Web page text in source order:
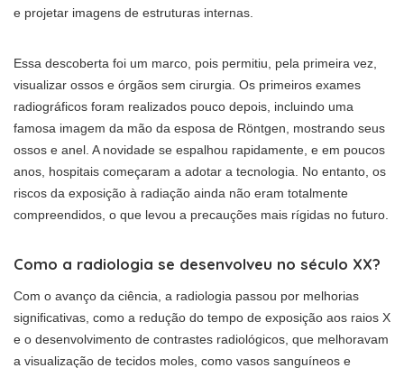
e projetar imagens de estruturas internas.
Essa descoberta foi um marco, pois permitiu, pela primeira vez,
visualizar ossos e órgãos sem cirurgia. Os primeiros exames
radiográficos foram realizados pouco depois, incluindo uma
famosa imagem da mão da esposa de Röntgen, mostrando seus
ossos e anel. A novidade se espalhou rapidamente, e em poucos
anos, hospitais começaram a adotar a tecnologia. No entanto, os
riscos da exposição à radiação ainda não eram totalmente
compreendidos, o que levou a precauções mais rígidas no futuro.
Como a radiologia se desenvolveu no século XX?
Com o avanço da ciência, a radiologia passou por melhorias
significativas, como a redução do tempo de exposição aos raios X
e o desenvolvimento de contrastes radiológicos, que melhoravam
a visualização de tecidos moles, como vasos sanguíneos e